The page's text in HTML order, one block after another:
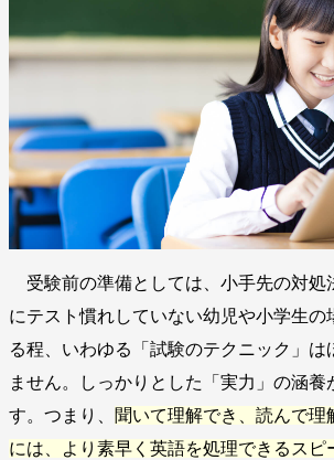
受験前の準備としては、小手先の対処
にテスト慣れしていない幼児や小学生の
る程、いわゆる「試験のテクニック」は
ません。しっかりとした「実力」の涵養
す。つまり、 聞いて理解でき、読んで理
には、より素早く英語を処理できるスピ